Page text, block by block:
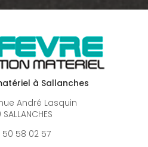
à Sallanches
André Lasquin
50 58 02 57